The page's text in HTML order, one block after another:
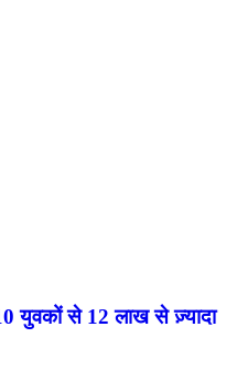
युवकों से 12 लाख से ज़्यादा